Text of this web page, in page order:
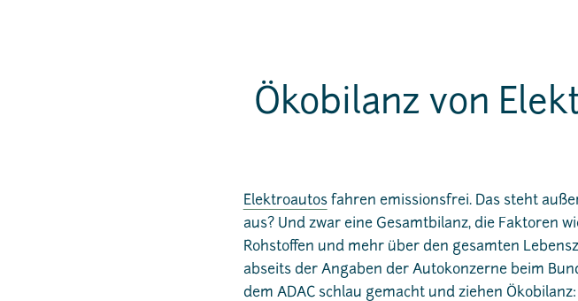
Ökobilanz von
Elektroautosfahren emissionsfrei. Das steht
aus? Und zwar eine Gesamtbilanz, die Faktoren
Rohstoffen und mehr über den gesamten
abseits der Angaben der Autokonzerne beim
dem ADAC schlau gemacht und ziehen